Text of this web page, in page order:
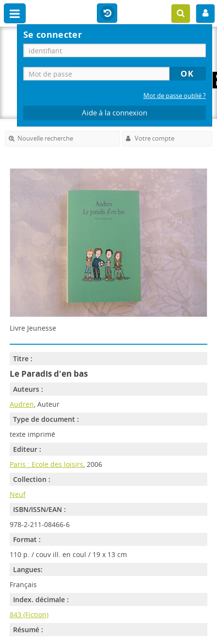
Se connecter
Mot de passe oublié ?
Aide à la connexion
Nouvelle recherche Votre compte
Livre Jeunesse
Titre :
Le Paradis d'en bas
Auteurs :
Audren, Auteur
Type de document :
texte imprimé
Editeur :
Paris : Ecole des loisirs, 2006
Collection :
Neuf
ISBN/ISSN/EAN :
978-2-211-08466-6
Format :
110 p. / couv ill. en coul / 19 x 13 cm
Langues:
Français
Index. décimale :
843 (Fiction)
Résumé :